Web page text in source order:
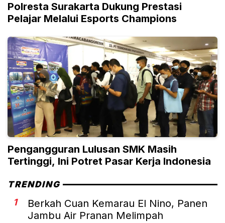
Polresta Surakarta Dukung Prestasi
Pelajar Melalui Esports Champions
Pengangguran Lulusan SMK Masih
Tertinggi, Ini Potret Pasar Kerja Indonesia
TRENDING
1
Berkah Cuan Kemarau El Nino, Panen
Jambu Air Pranan Melimpah